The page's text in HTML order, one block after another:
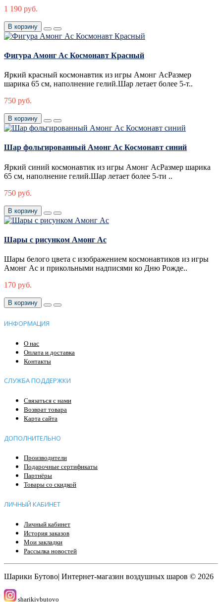
1 190 руб.
В корзину
Фигура Амонг Ас Космонавт Красный
Яркий красный космонавтик из игры Амонг АсРазмер
шарика 65 см, наполнение гелий.Шар летает более 5-т..
750 руб.
В корзину
Шар фольгированный Амонг Ас Космонавт синий
Яркий синий космонавтик из игры Амонг АсРазмер шарика
65 см, наполнение гелий.Шар летает более 5-ти ..
750 руб.
В корзину
Шары с рисунком Амонг Ас
Шары белого цвета с изображением космонавтиков из игры
Амонг Ас и прикольными надписями ко Дню Рожде..
170 руб.
В корзину
ИНФОРМАЦИЯ
О нас
Оплата и доставка
Контакты
СЛУЖБА ПОДДЕРЖКИ
Связаться с нами
Возврат товара
Карта сайта
ДОПОЛНИТЕЛЬНО
Производители
Подарочные сертификаты
Партнёры
Товары со скидкой
ЛИЧНЫЙ КАБИНЕТ
Личный кабинет
История заказов
Мои закладки
Рассылка новостей
Шарики Бутово| Интернет-магазин воздушных шаров © 2026
sharikivbutovo